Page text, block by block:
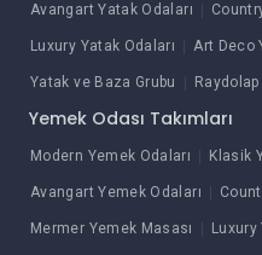
Avangart Yatak Odaları
Luxury Yatak Odaları Art Deco
Yatak ve Baza Grubu Raydolap
Yemek Odası Takımları
Modern Yemek Odaları Klasik
Avangart Yemek Odaları
Mermer Yemek Masası Luxury